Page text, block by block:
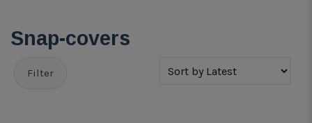
Snap-covers
Filter